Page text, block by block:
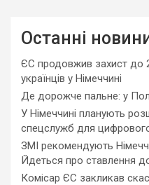
Останні
ЄС продовжив захист до
українців у Німеччині
Де дорожче пальне: у
У Німеччині планують
спецслужб для
ЗМІ рекомендують
Йдеться про ставлення до
Комісар ЄС закликав